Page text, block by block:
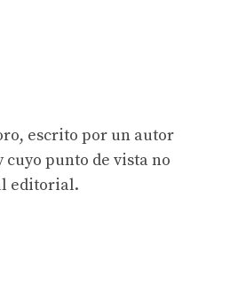
escrito por un autor
punto de vista no
editorial.